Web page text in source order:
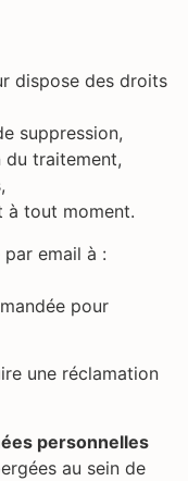
dispose des droits
suppression,
du traitement,
à tout moment.
email à :
pour
une réclamation
personnelles
au sein de